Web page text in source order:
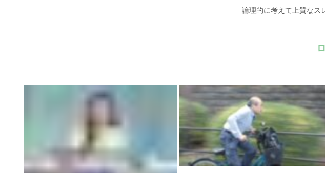
論理的に考えて上質なス